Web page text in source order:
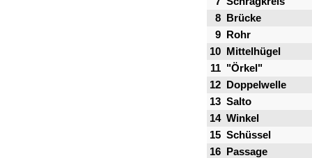
8
Brücke
9
Rohr
10
Mittelhügel
11 "Örkel"
12
Doppelwelle
13 Salto
14 Winkel
15 Schüssel
16
Passage